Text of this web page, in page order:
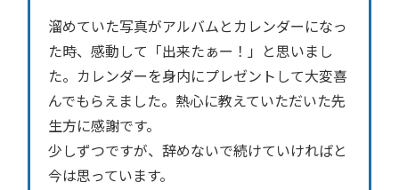
溜めていた写真がアルバムとカレンダーになっ
た時、感動して「出来たぁー！」と思いまし
た。カレンダーを身内にプレゼントして大変喜
んでもらえました。熱心に教えていただいた先
生方に感謝です。
少しずつですが、辞めないで続けていければと
今は思っています。